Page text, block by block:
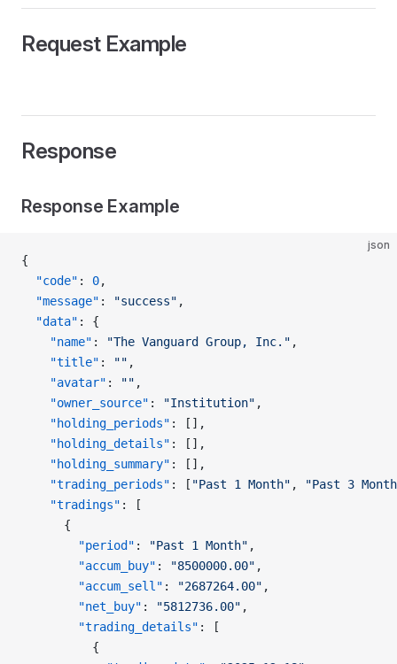
Request Example
Response
Response Example
json
{
  "code"
: 0,
  "message"
: "success" ,
  "data"
: {
    "name"
: "The Vanguard Group, Inc." ,
    "title"
: "" ,
    "avatar"
: "" ,
    "owner_source"
: "Institution" ,
    "holding_periods"
: [],
    "holding_details"
: [],
    "holding_summary"
: [],
    "trading_periods"
: [ "Past 1 Month" ,
"Past 3
    "tradings"
: [
      {
        "period"
: "Past 1 Month" ,
        "accum_buy"
: "8500000.00" ,
        "accum_sell"
: "2687264.00" ,
        "net_buy"
: "5812736.00" ,
        "trading_details"
: [
          {